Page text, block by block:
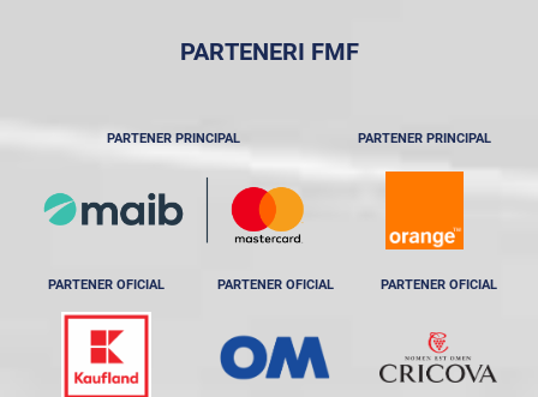
PARTENERI FMF
PARTENER PRINCIPAL PARTENER PRINCIPAL
PARTENER OFICIAL PARTENER OFICIAL PARTENER OFICIAL